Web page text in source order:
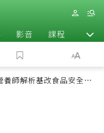
影音 課程 退休
師解析基改食品安全性